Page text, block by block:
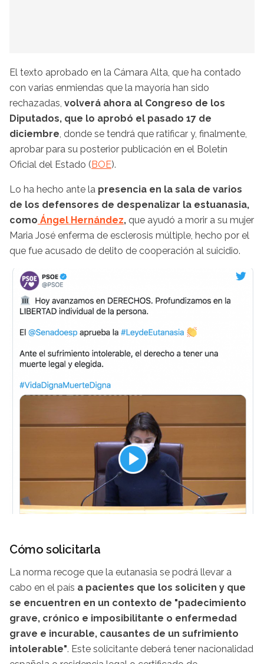
El texto aprobado en la Cámara Alta, que ha contado
con varias enmiendas que la mayoría han sido
rechazadas, volverá ahora al Congreso de los
Diputados, que lo aprobó el pasado 17 de
diciembre, donde se tendrá que ratificar y, finalmente,
aprobar para su posterior publicación en el Boletín
Oficial del Estado (BOE).
Lo ha hecho ante la presencia en la sala de varios
de los defensores de despenalizar la estuanasia,
como Ángel Hernández, que ayudó a morir a su mujer
Maria José enferma de esclerosis múltiple, hecho por el
que fue acusado de delito de cooperación al suicidio.
Cómo solicitarla
La norma recoge que la eutanasia se podrá llevar a
cabo en el país a pacientes que los soliciten y que
se encuentren en un contexto de "padecimiento
grave, crónico e imposibilitante o enfermedad
grave e incurable, causantes de un sufrimiento
intolerable". Este solicitante deberá tener nacionalidad